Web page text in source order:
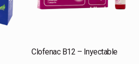
Clofenac B12 – Inyectable